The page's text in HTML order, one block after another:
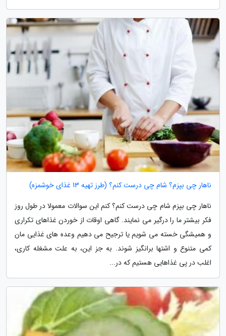
ناهار چی بپزم؟ شام چی درست کنم؟ (طرز تهیه 13 غذای خوشمزه)
ناهار چی بپزم شام چی درست کنم؟ کنم این سوالات معمولا در طول روز
فکر بیشتر ما را درگیر می نمایند. گاهی اوقات از خوردن غذاهای تکراری
و همیشگی خسته می شویم یا ترجیح می دهیم وعده های غذایی مان
کمی متنوع و اشتها برانگیز شوند. به جز این، به علت مشغله کاری،
اغلب در پی غذاهایی هستیم که در...